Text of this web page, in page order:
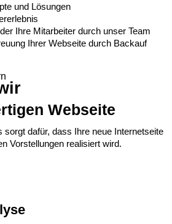
und Lösungen
Ihre Mitarbeiter durch unser Team
Ihrer Webseite durch Backauf
Webseite
dafür, dass Ihre neue Internetseite
Vorstellungen realisiert wird.